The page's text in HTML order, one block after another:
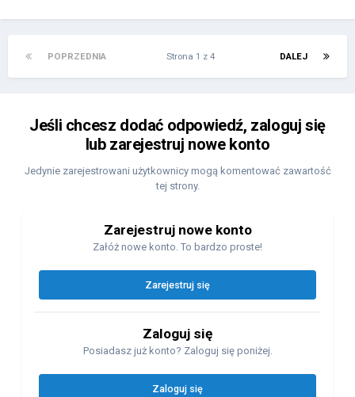
POPRZEDNIA DALEJ
Strona 1 z 4
Jeśli chcesz dodać odpowiedź, zaloguj się
lub zarejestruj nowe konto
Jedynie zarejestrowani użytkownicy mogą komentować zawartość
tej strony.
Zarejestruj nowe konto
Załóż nowe konto. To bardzo proste!
Zarejestruj się
Zaloguj się
Posiadasz już konto? Zaloguj się poniżej.
Zaloguj się